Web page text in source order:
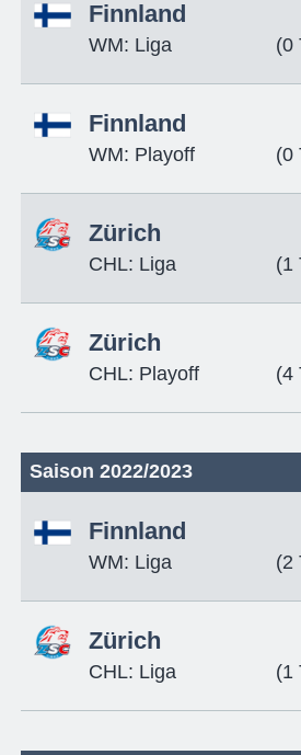
Finnland
WM: Liga (0
Finnland
WM: Playoff (0
Zürich
CHL: Liga (1
Zürich
CHL: Playoff (4
Saison 2022/2023
Finnland
WM: Liga (2
Zürich
CHL: Liga (1